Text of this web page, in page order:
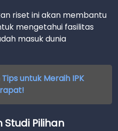
riset ini akan membantu
mengetahui fasilitas
masuk dunia
untuk Meraih IPK
Pilihan